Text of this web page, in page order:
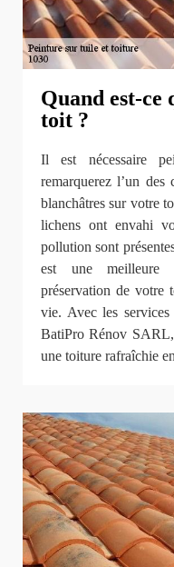
Quand est-ce
toit ?
Il est nécessaire
remarquerez l’un
blanchâtres sur votre
lichens ont envahi
pollution sont
est une meilleure
préservation de votre
vie. Avec les
BatiPro Rénov SARL,
une toiture rafraîchie